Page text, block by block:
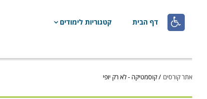
 דף הבית קטגוריות לימודים
אתר קורסים /קוסמטיקה - לא רק יופי